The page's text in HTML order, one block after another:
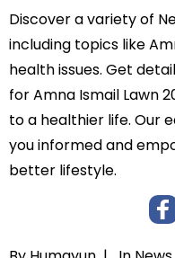
Discover a variety of
including topics like
health issues. Get
for Amna Ismail Lawn
to a healthier life. Our
you informed and
better lifestyle.